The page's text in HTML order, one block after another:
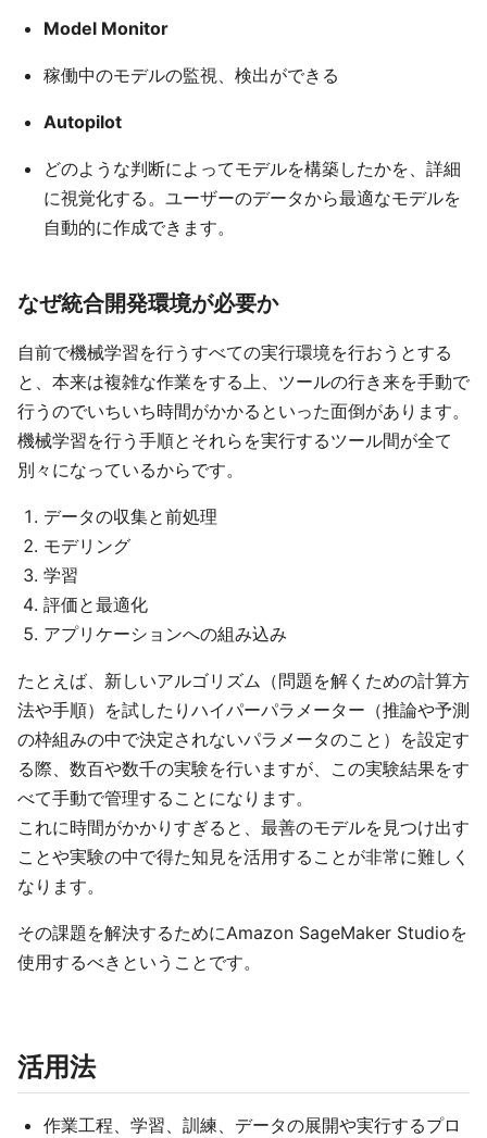
Model Monitor
稼働中のモデルの監視、検出ができる
Autopilot
どのような判断によってモデルを構築したかを、詳細
に視覚化する。ユーザーのデータから最適なモデルを
自動的に作成できます。
なぜ統合開発環境が必要か
自前で機械学習を行うすべての実行環境を行おうとする
と、本来は複雑な作業をする上、ツールの行き来を手動で
行うのでいちいち時間がかかるといった面倒があります。
機械学習を行う手順とそれらを実行するツール間が全て
別々になっているからです。
データの収集と前処理
モデリング
学習
評価と最適化
アプリケーションへの組み込み
たとえば、新しいアルゴリズム（問題を解くための計算方
法や手順）を試したりハイパーパラメーター（推論や予測
の枠組みの中で決定されないパラメータのこと）を設定す
る際、数百や数千の実験を行いますが、この実験結果をす
べて手動で管理することになります。
これに時間がかかりすぎると、最善のモデルを見つけ出す
ことや実験の中で得た知見を活用することが非常に難しく
なります。
その課題を解決するためにAmazon SageMaker Studioを
使用するべきということです。
活用法
作業工程、学習、訓練、データの展開や実行するプロ